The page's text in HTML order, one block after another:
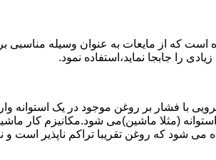
است که از مایعات به عنوان وسیله مناسبی
را جابجا نماید،استفاده نمود.
با فشار بر روغن موجود در یک استوانه
(مثلا ماشین)می شود.مکانیزم کار
می شود که روغن تقریبا تراکم ناپذیر